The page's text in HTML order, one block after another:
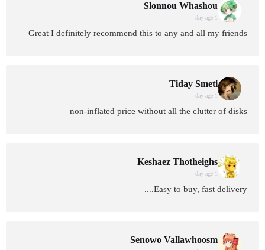
Slonnou Whashou
1 day age
Great I definitely recommend this to any and all my friends
Tiday Smeti
1 day age
non-inflated price without all the clutter of disks
Keshaez Thotheighs
1 day age
Easy to buy, fast delivery....
Senowo Vallawhoosm